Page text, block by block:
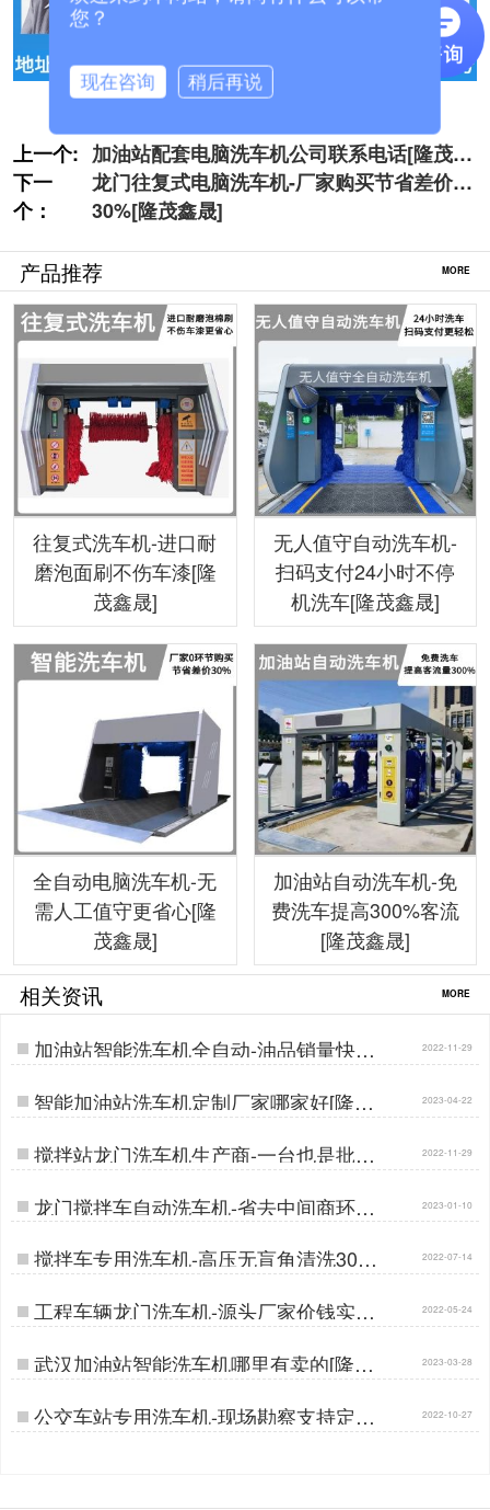
上一个: 加油站配套电脑洗车机公司联系电话[隆茂鑫
晟]
下一
个：
龙门往复式电脑洗车机-厂家购买节省差价
30%[隆茂鑫晟]
产品推荐 MORE
往复式洗车机-进口耐
磨泡面刷不伤车漆[隆
茂鑫晟]
无人值守自动洗车机-
扫码支付24小时不停
机洗车[隆茂鑫晟]
全自动电脑洗车机-无
需人工值守更省心[隆
茂鑫晟]
加油站自动洗车机-免
费洗车提高300%客流
[隆茂鑫晟]
相关资讯 MORE
加油站智能洗车机全自动-油品销量快速
提升[隆茂鑫晟]…
2022-11-29
智能加油站洗车机定制厂家哪家好[隆茂
鑫晟]…
2023-04-22
搅拌站龙门洗车机生产商-一台也是批发
价[隆茂鑫晟]…
2022-11-29
龙门搅拌车自动洗车机-省去中间商环节
更实惠[隆茂鑫晟]…
2023-01-10
搅拌车专用洗车机-高压无盲角清洗30S
洁净[隆茂鑫晟]…
2022-07-14
工程车辆龙门洗车机-源头厂家价钱实惠
[隆茂鑫晟]…
2022-05-24
武汉加油站智能洗车机哪里有卖的[隆茂
鑫晟]…
2023-03-28
公交车站专用洗车机-现场勘察支持定制
[隆茂鑫晟]…
2022-10-27
您？
现在咨询 稍后再说